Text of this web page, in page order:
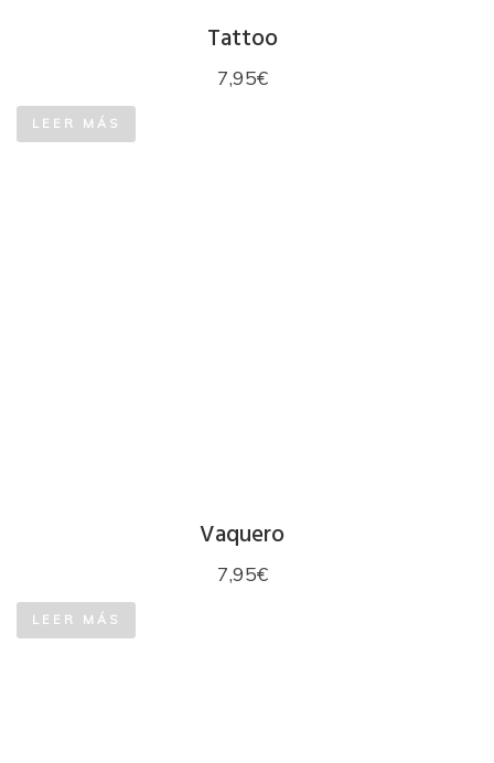
Tattoo
7,95€
LEER MÁS
Vaquero
7,95€
LEER MÁS